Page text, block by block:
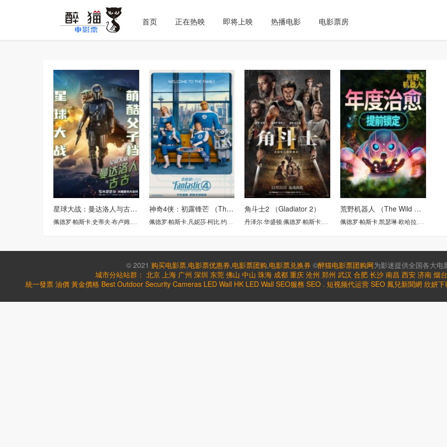
首页 正在热映 即将上映 热播电影 电影票房
星球大战：曼达洛人与古古 （The Mandalorian & Grogu）
佩德罗·帕斯卡,史蒂夫·布卢姆,杰瑞米·艾伦·怀特,西格妮·韦弗
神奇4侠：初露锋芒 （The Fantastic Four: First Steps）
佩德罗·帕斯卡,凡妮莎·柯比,约瑟夫·奎恩 ,艾邦·摩斯-巴克拉赫
角斗士2 （Gladiator 2）
丹泽尔·华盛顿,佩德罗·帕斯卡,保罗·麦斯卡,康妮·尼尔森
荒野机器人 （The Wild Robot）
佩德罗·帕斯卡,凯瑟琳·欧哈拉,比尔·奈伊
© 2021 购买电影票,电影票优惠券,电影票团购,电影票兑换券 ©醉猫电影票团购网为影迷提供全国各大
城市分站站群： 北京 上海 广州 深圳 东莞 佛山 中山 珠海 成都 重庆 沧州 郑州 武汉 合肥 长沙 南昌 西安 济南 烟台
統一發票 油價 黃金價格 Best Outdoor Security Cameras LED Wall HK LED Wall SEO服務 SEO . 短视频代运营 SEO 鳳兒新聞網 欣妍下